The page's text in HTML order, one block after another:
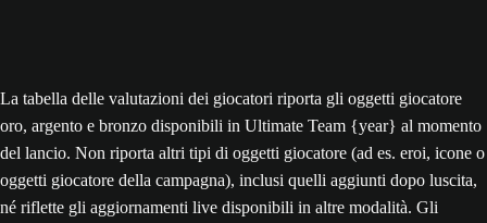
La tabella delle valutazioni dei giocatori riporta gli oggetti giocatore
oro, argento e bronzo disponibili in Ultimate Team {year} al momento
del lancio. Non riporta altri tipi di oggetti giocatore (ad es. eroi, icone o
oggetti giocatore della campagna), inclusi quelli aggiunti dopo luscita,
né riflette gli aggiornamenti live disponibili in altre modalità. Gli